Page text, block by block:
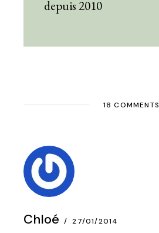
depuis 2010
18 COMMENTS
Chloé 27/01/2014